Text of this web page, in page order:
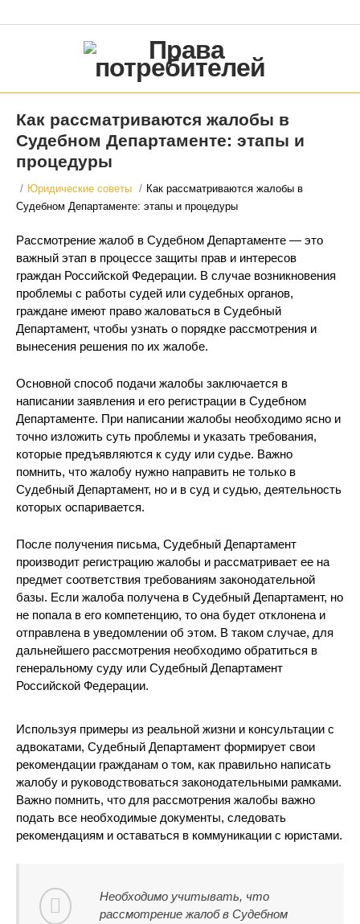
Как рассматриваются жалобы в
Судебном Департаменте: этапы и
процедуры
/ Юридические советы / Как рассматриваются жалобы в
Судебном Департаменте: этапы и процедуры
Рассмотрение жалоб в Судебном Департаменте — это
важный этап в процессе защиты прав и интересов
граждан Российской Федерации. В случае возникновения
проблемы с работы судей или судебных органов,
граждане имеют право жаловаться в Судебный
Департамент, чтобы узнать о порядке рассмотрения и
вынесения решения по их жалобе.
Основной способ подачи жалобы заключается в
написании заявления и его регистрации в Судебном
Департаменте. При написании жалобы необходимо ясно и
точно изложить суть проблемы и указать требования,
которые предъявляются к суду или судье. Важно
помнить, что жалобу нужно направить не только в
Судебный Департамент, но и в суд и судью, деятельность
которых оспаривается.
После получения письма, Судебный Департамент
производит регистрацию жалобы и рассматривает ее на
предмет соответствия требованиям законодательной
базы. Если жалоба получена в Судебный Департамент, но
не попала в его компетенцию, то она будет отклонена и
отправлена в уведомлении об этом. В таком случае, для
дальнейшего рассмотрения необходимо обратиться в
генеральному суду или Судебный Департамент
Российской Федерации.
Используя примеры из реальной жизни и консультации с
адвокатами, Судебный Департамент формирует свои
рекомендации гражданам о том, как правильно написать
жалобу и руководствоваться законодательными рамками.
Важно помнить, что для рассмотрения жалобы важно
подать все необходимые документы, следовать
рекомендациям и оставаться в коммуникации с юристами.
Необходимо учитывать, что
рассмотрение жалоб в Судебном